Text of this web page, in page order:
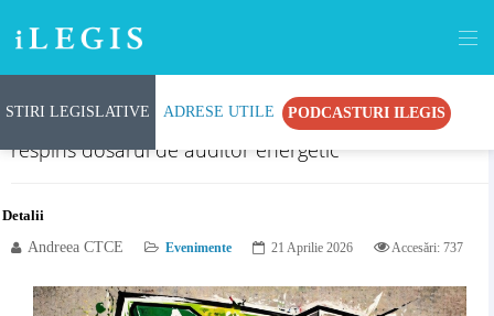
STIRI LEGISLATIVE ADRESE UTILE PODCASTURI ILEGIS
Pașii pe care mulți îi află abia după ce le este
respins dosarul de auditor energetic
Detalii
Andreea CTCE
Evenimente 21 Aprilie 2026 Accesări: 737